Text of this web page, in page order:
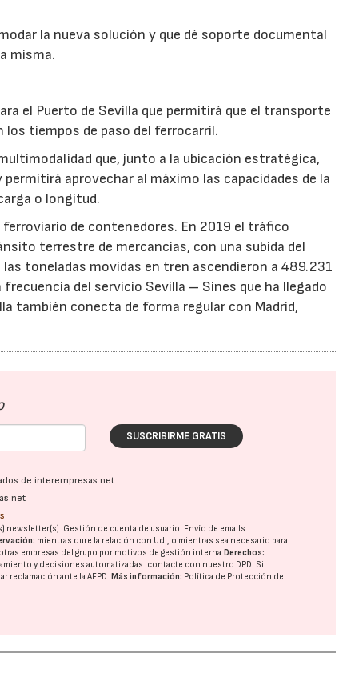
la nueva solución y que dé soporte documental
misma.
el Puerto de Sevilla que permitirá que el transporte
tiempos de paso del ferrocarril.
que, junto a la ubicación estratégica,
aprovechar al máximo las capacidades de la
o longitud.
de contenedores. En 2019 el tráfico
terrestre de mercancías, con una subida del
toneladas movidas en tren ascendieron a 489.231
del servicio Sevilla – Sines que ha llegado
también conecta de forma regular con Madrid,
SUSCRIBIRME GRATIS
de interempresas.net
newsletter(s). Gestión de cuenta de usuario. Envío de emails
mientras dure la relación con Ud., o mientras sea necesario para
empresas del grupo por motivos de gestión interna.Derechos:
y decisiones automatizadas: contacte con nuestro DPD. Si
reclamación ante laAEPD.Más información: Política de Protección de